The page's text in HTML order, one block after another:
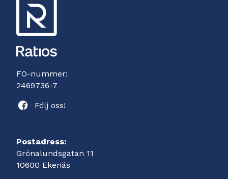
FO-nummer:
2469736-7
Följ oss!
Postadress:
Grönalundsgatan 11
10600 Ekenäs